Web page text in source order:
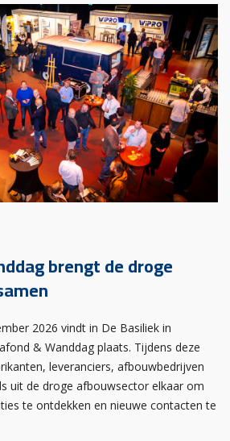
brengt de droge
2026 vindt in De Basiliek in
& Wanddag plaats. Tijdens deze
leveranciers, afbouwbedrijven
uit de droge afbouwsector elkaar om
te ontdekken en nieuwe contacten te